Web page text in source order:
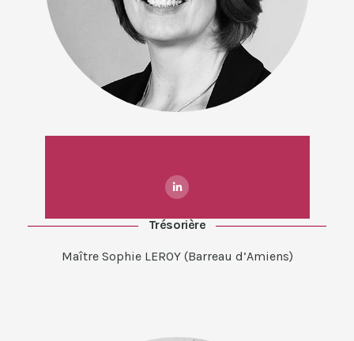
Trésorière
Maître Sophie LEROY (Barreau d’Amiens)